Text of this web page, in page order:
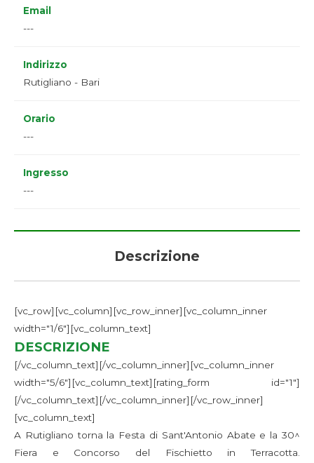
Email
---
Indirizzo
Rutigliano - Bari
Orario
---
Ingresso
---
Descrizione
[vc_row][vc_column][vc_row_inner][vc_column_inner
width="1/6"][vc_column_text]
DESCRIZIONE
[/vc_column_text][/vc_column_inner][vc_column_inner
width="5/6"][vc_column_text][rating_form id="1"]
[/vc_column_text][/vc_column_inner][/vc_row_inner]
[vc_column_text]
A Rutigliano torna la Festa di Sant'Antonio Abate e la 30^
Fiera e Concorso del Fischietto in Terracotta.